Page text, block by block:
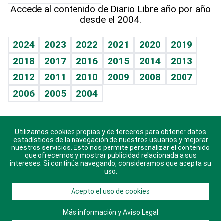
Vida y familia
Eñe
Celebrando la vida
Sin complejos
En pocas palabras
Escuchando al corazón
Economía Personal
TBT Deportivo
Hecho en casa
Guía del dinero
Cumpleaños
Horóscopos
Crucigramas
Accede al contenido de Diario Libre año por año
desde el 2004.
2024 2023 2022 2021 2020
2019
2018
2017 2016 2015 2014
2013
2012
2011 2010 2009 2008
2007
2006
2005 2004
Descarga nuestras aplicaciones para Android, iOS y
sistema Huawei.
© 2021 Diario Libre, todos los derechos reservados.
Consulta elAviso Legal. Ponte en Contacto
Utilizamos cookies propias y de terceros para obtener datos
estadísticos de la navegación de nuestros usuarios y mejorar
nuestros servicios. Esto nos permite personalizar el contenido
que ofrecemos y mostrar publicidad relacionada a sus
intereses. Si continúa navegando, consideramos que acepta su
uso.
Acepto el uso de cookies
Más información y Aviso Legal